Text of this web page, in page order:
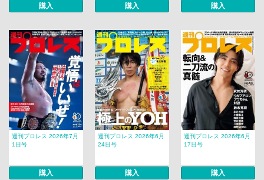
購入 購入 購入
週刊プロレス 2026年7月
1日号
購入
週刊プロレス 2026年6月
24日号
購入
週刊プロレス 2026年6月
17日号
購入